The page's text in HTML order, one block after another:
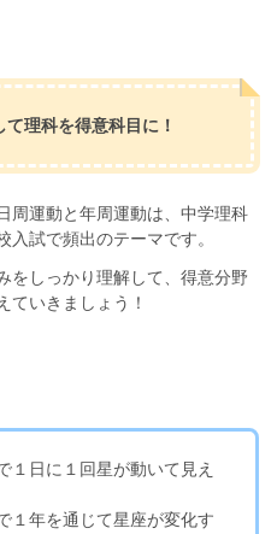
理科を得意科目に！
周運動と年周運動は、中学理科
入試で頻出のテーマです。
をしっかり理解して、得意分野
ていきましょう！
１日に１回星が動いて見え
１年を通じて星座が変化す